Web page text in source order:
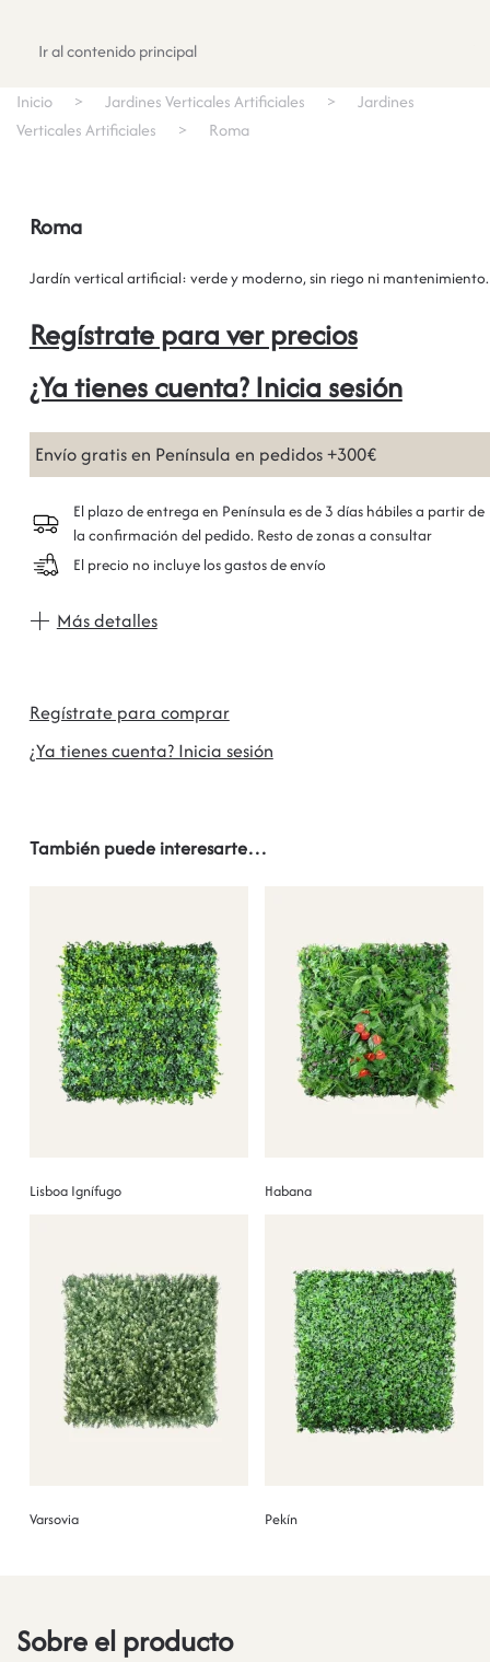
Ir al contenido principal
Inicio Jardines Verticales Artificiales
Jardines
Verticales Artificiales
Roma
Roma
Jardín vertical artificial: verde y moderno, sin riego ni mantenimiento.
Regístrate para ver precios
¿Ya tienes cuenta? Inicia sesión
Envío gratis en Península en pedidos +300€
El plazo de entrega en Península es de 3 días hábiles a partir de
la confirmación del pedido. Resto de zonas a consultar
El precio no incluye los gastos de envío
Más detalles
Regístrate para comprar
¿Ya tienes cuenta? Inicia sesión
También puede interesarte…
Lisboa Ignífugo Habana
Varsovia Pekín
Sobre el producto